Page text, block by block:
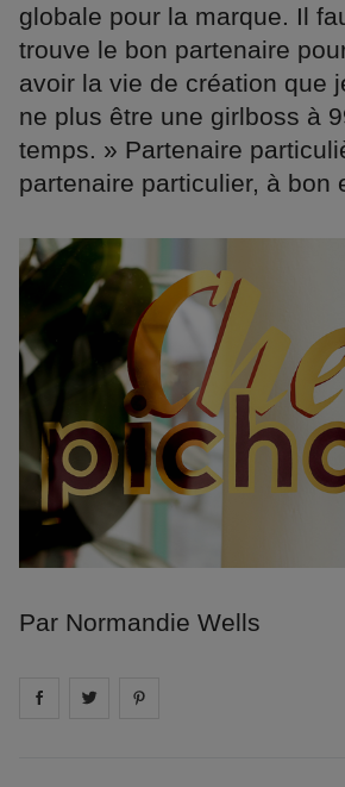
globale pour la marque. Il
trouve le bon partenaire
avoir la vie de création que
ne plus être une girlboss à
temps. » Partenaire
partenaire particulier, à bon
Par Normandie Wells
Share on facebook
Share on